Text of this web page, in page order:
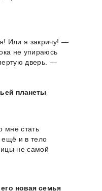
Или я закричу! —
не упираюсь
дверь. —
планеты
мне стать
ещё и в тело
не самой
его новая семья